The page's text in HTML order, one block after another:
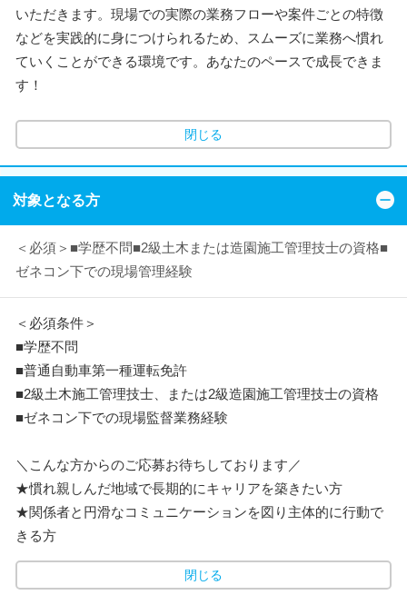
いただきます。現場での実際の業務フローや案件ごとの特徴
などを実践的に身につけられるため、スムーズに業務へ慣れ
ていくことができる環境です。あなたのペースで成長できま
す！
閉じる
対象となる方
＜必須＞■学歴不問■2級土木または造園施工管理技士の資格■
ゼネコン下での現場管理経験
＜必須条件＞
■学歴不問
■普通自動車第一種運転免許
■2級土木施工管理技士、または2級造園施工管理技士の資格
■ゼネコン下での現場監督業務経験
＼こんな方からのご応募お待ちしております／
★慣れ親しんだ地域で長期的にキャリアを築きたい方
★関係者と円滑なコミュニケーションを図り主体的に行動で
きる方
閉じる